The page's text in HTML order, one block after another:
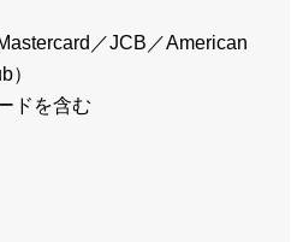
／JCB／American
）
ドを含む